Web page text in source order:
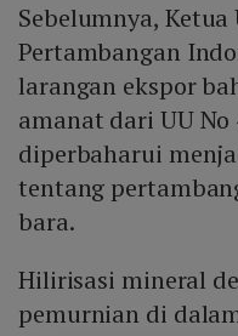
Sebelumnya,
Pertambangan
larangan ekspor
amanat dari UU
diperbaharui
tentang
bara.
Hilirisasi mineral
pemurnian di